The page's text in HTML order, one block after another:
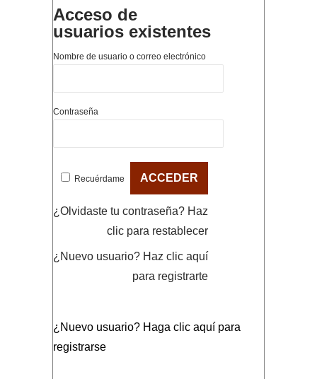
Acceso de
usuarios existentes
Nombre de usuario o correo electrónico
Contraseña
Recuérdame
¿Olvidaste tu contraseña? Haz
clic para restablecer
¿Nuevo usuario? Haz clic aquí
para registrarte
¿Nuevo usuario? Haga clic aquí para
registrarse